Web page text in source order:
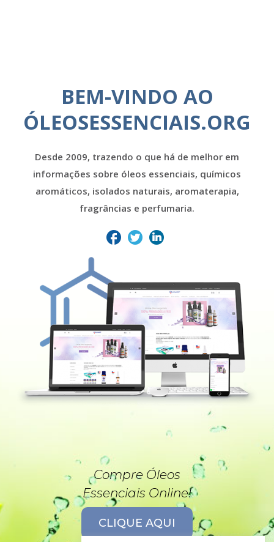
BEM-VINDO AO
ÓLEOSESSENCIAIS.ORG
Desde 2009, trazendo o que há de melhor em
informações sobre óleos essenciais, químicos
aromáticos, isolados naturais, aromaterapia,
fragrâncias e perfumaria.
Compre Óleos
Essenciais Online!
CLIQUE AQUI